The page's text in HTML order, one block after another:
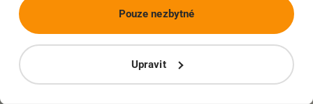
Upravit
Pouze nezbytné